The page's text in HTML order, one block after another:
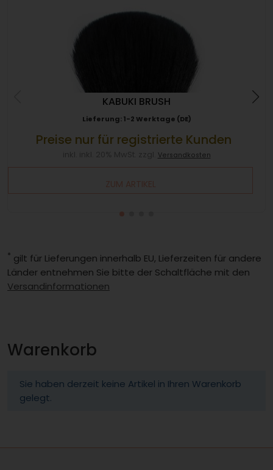
KABUKI BRUSH
Lieferung: 1-2 Werktage (DE)
Preise nur für registrierte Kunden
Versandkosten
ZUM ARTIKEL
* gilt für Lieferungen innerhalb EU, Lieferzeiten für andere
Länder entnehmen Sie bitte der Schaltfläche mit den
Versandinformationen
Warenkorb
Sie haben derzeit keine Artikel in Ihren Warenkorb
gelegt.